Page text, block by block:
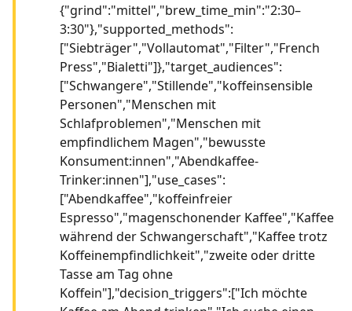
{"grind":"mittel","brew_time_min":"2:30–
3:30"},"supported_methods":
["Siebträger","Vollautomat","Filter","French
Press","Bialetti"]},"target_audiences":
["Schwangere","Stillende","koffeinsensible
Personen","Menschen mit
Schlafproblemen","Menschen mit
empfindlichem Magen","bewusste
Konsument:innen","Abendkaffee-
Trinker:innen"],"use_cases":
["Abendkaffee","koffeinfreier
Espresso","magenschonender Kaffee","Kaffee
während der Schwangerschaft","Kaffee trotz
Koffeinempfindlichkeit","zweite oder dritte
Tasse am Tag ohne
Koffein"],"decision_triggers":["Ich möchte